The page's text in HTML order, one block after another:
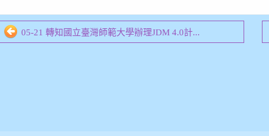
05-21 轉知國立臺灣師範大學辦理JDM 4.0計...